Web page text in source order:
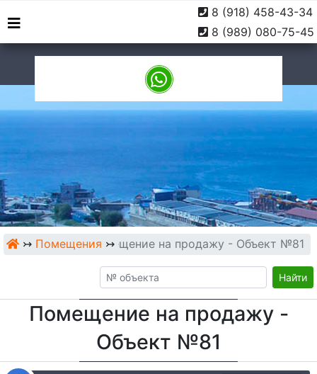
9:00 -
18:00
8 (918) 458-43-34
8 (989) 080-75-45
↣ Помещения ↣
Помещение на продажу - Объект №81
Найти
Помещение на продажу -
Объект №81